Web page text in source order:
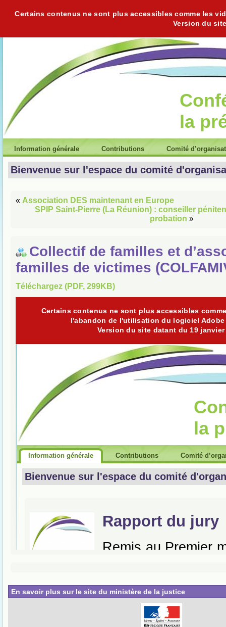
Certains contenus ne sont plus accessibles comme les
Version du
la
Information générale Contributions Comité
Bienvenue sur l'espace du comité
« Association DES maintenant en Europe
SPIP Saint-Pierre (La Réunion) : conseiller
probation »
Collectif de familles et
familles de victimes
Téléchargez (PDF, 299KB)
En savoir plus sur le site du ministère de la justice